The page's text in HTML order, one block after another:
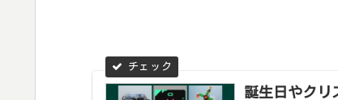
誕生日やクリ